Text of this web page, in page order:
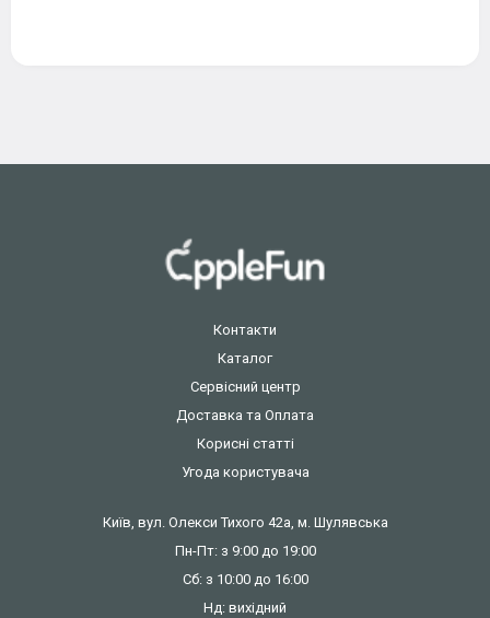
Контакти
Каталог
Сервісний центр
Доставка та Оплата
Корисні статті
Угода користувача
Київ, вул. Олекси Тихого 42а, м. Шулявська
Пн-Пт: з 9:00 до 19:00
Сб: з 10:00 до 16:00
Нд: вихідний